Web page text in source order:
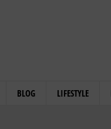
BLOG LIFESTYLE